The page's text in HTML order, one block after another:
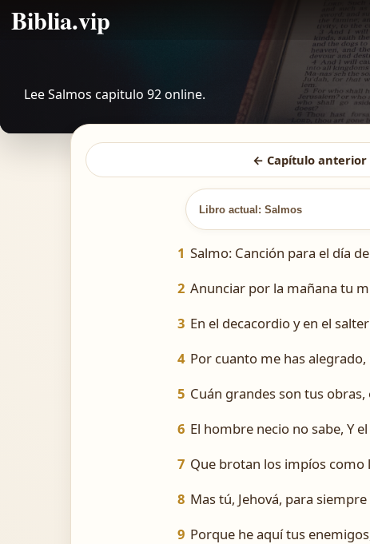
Biblia.vip
Lee Salmos capitulo 92 online.
← Capítulo anterior
Libro actual: Salmos
1 Salmo: Canción para el día
2 Anunciar por la mañana tu
3 En el decacordio y en el
4 Por cuanto me has
5 Cuán grandes son tus
6 El hombre necio no sabe, Y
7 Que brotan los impíos como
8 Mas tú, Jehová, para
9 Porque he aquí tus